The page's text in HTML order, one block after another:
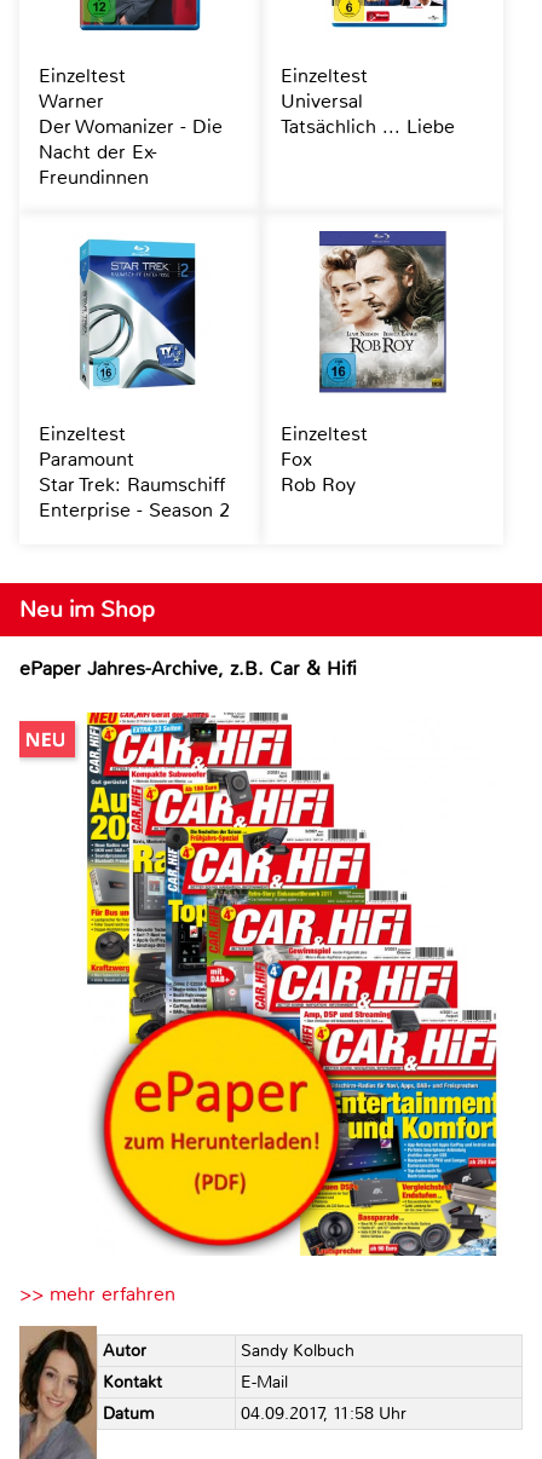
Neu im Shop
ePaper Jahres-Archive, z.B. Car & Hifi
>> mehr erfahren
Autor
Sandy Kolbuch
Kontakt
E-Mail
Datum
04.09.2017, 11:58 Uhr
Einzeltest
Warner
Der Womanizer - Die
Nacht der Ex-
Freundinnen
Einzeltest
Universal
Tatsächlich ... Liebe
Einzeltest
Paramount
Star Trek: Raumschiff
Enterprise - Season 2
Einzeltest
Fox
Rob Roy